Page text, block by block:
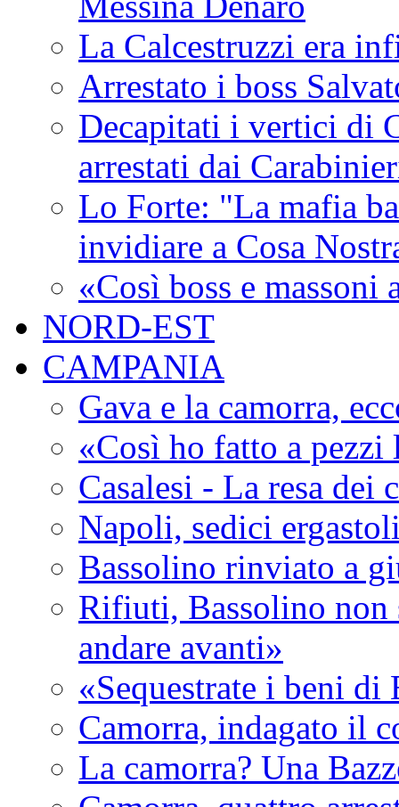
La Calcestruzzi era
Arrestato i boss
Decapitati i vertici di
arrestati dai
Lo Forte: "La mafia
invidiare a Cosa
«Così boss e massoni
NORD-EST
CAMPANIA
Gava e la camorra,
«Così ho fatto a pezzi
Casalesi - La resa dei
Napoli, sedici
Bassolino rinviato a
Rifiuti, Bassolino
andare avanti»
«Sequestrate i beni di
Camorra, indagato il
La camorra? Una